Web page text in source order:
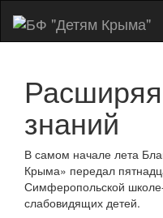
знаний
В самом начале лета
Крыма» передал
Симферопольской
слабовидящих детей.